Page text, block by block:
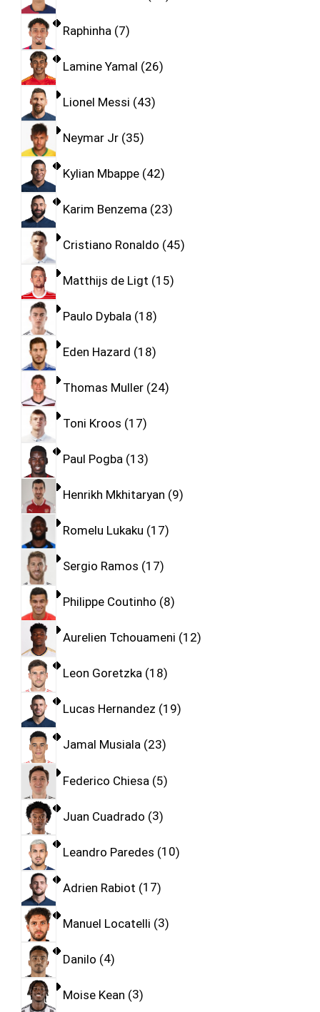
Raphinha 7
Lamine Yamal 26
Lionel Messi 43
Neymar Jr 35
Kylian Mbappe 42
Karim Benzema 23
Cristiano Ronaldo 45
Matthijs de Ligt 15
Paulo Dybala 18
Eden Hazard 18
Thomas Muller 24
Toni Kroos 17
Paul Pogba 13
Henrikh Mkhitaryan 9
Romelu Lukaku 17
Sergio Ramos 17
Philippe Coutinho 8
Aurelien Tchouameni 12
Leon Goretzka 18
Lucas Hernandez 19
Jamal Musiala 23
Federico Chiesa 5
Juan Cuadrado 3
Leandro Paredes 10
Adrien Rabiot 17
Manuel Locatelli 3
Danilo 4
Moise Kean 3